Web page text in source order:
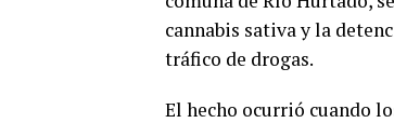
cannabis sativa y la
tráfico de drogas.
El hecho ocurrió cuando